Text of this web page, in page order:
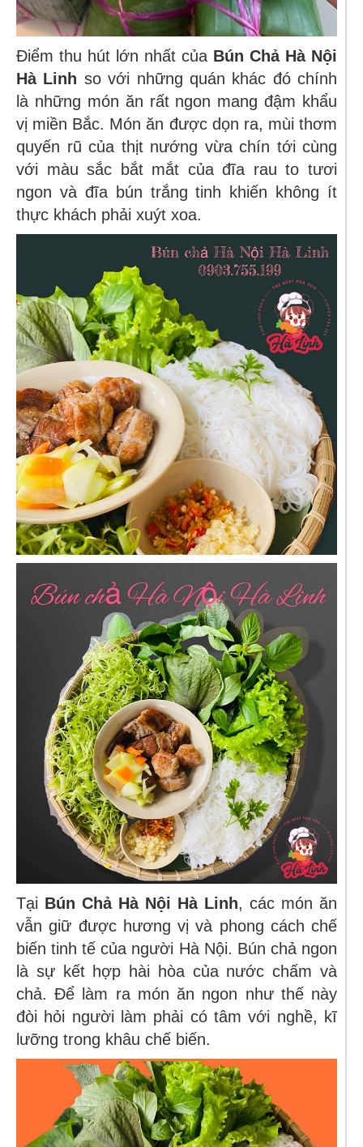
Điểm thu hút lớn nhất của Bún Chả Hà Nội
Hà Linh so với những quán khác đó chính
là những món ăn rất ngon mang đậm khẩu
vị miền Bắc. Món ăn được dọn ra, mùi thơm
quyến rũ của thịt nướng vừa chín tới cùng
với màu sắc bắt mắt của đĩa rau to tươi
ngon và đĩa bún trắng tinh khiến không ít
thực khách phải xuýt xoa.
Tại Bún Chả Hà Nội Hà Linh, các món ăn
vẫn giữ được hương vị và phong cách chế
biến tinh tế của người Hà Nội. Bún chả ngon
là sự kết hợp hài hòa của nước chấm và
chả. Để làm ra món ăn ngon như thế này
đòi hỏi người làm phải có tâm với nghề, kĩ
lưỡng trong khâu chế biến.